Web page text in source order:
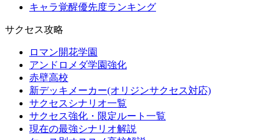
キャラ覚醒優先度ランキング
サクセス攻略
ロマン開花学園
アンドロメダ学園強化
赤壁高校
新デッキメーカー(オリジンサクセス対応)
サクセスシナリオ一覧
サクセス強化・限定ルート一覧
現在の最強シナリオ解説